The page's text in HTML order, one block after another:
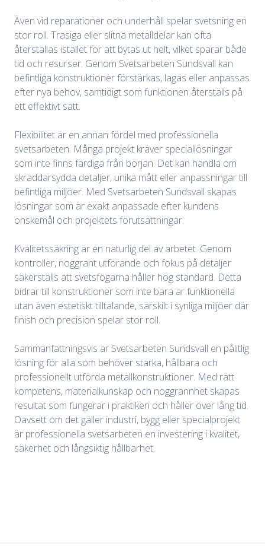
Även vid reparationer och underhåll spelar svetsning en
stor roll. Trasiga eller slitna metalldelar kan ofta
återställas istället för att bytas ut helt, vilket sparar både
tid och resurser. Genom Svetsarbeten Sundsvall kan
befintliga konstruktioner förstärkas, lagas eller anpassas
efter nya behov, samtidigt som funktionen återställs på
ett effektivt sätt.
Flexibilitet är en annan fördel med professionella
svetsarbeten. Många projekt kräver speciallösningar
som inte finns färdiga från början. Det kan handla om
skräddarsydda detaljer, unika mått eller anpassningar till
befintliga miljöer. Med Svetsarbeten Sundsvall skapas
lösningar som är exakt anpassade efter kundens
önskemål och projektets förutsättningar.
Kvalitetssäkring är en naturlig del av arbetet. Genom
kontroller, noggrant utförande och fokus på detaljer
säkerställs att svetsfogarna håller hög standard. Detta
bidrar till konstruktioner som inte bara är funktionella
utan även estetiskt tilltalande, särskilt i synliga miljöer där
finish och precision spelar stor roll.
Sammanfattningsvis är Svetsarbeten Sundsvall en pålitlig
lösning för alla som behöver starka, hållbara och
professionellt utförda metallkonstruktioner. Med rätt
kompetens, materialkunskap och noggrannhet skapas
resultat som fungerar i praktiken och håller över lång tid.
Oavsett om det gäller industri, bygg eller specialprojekt
är professionella svetsarbeten en investering i kvalitet,
säkerhet och långsiktig hållbarhet.